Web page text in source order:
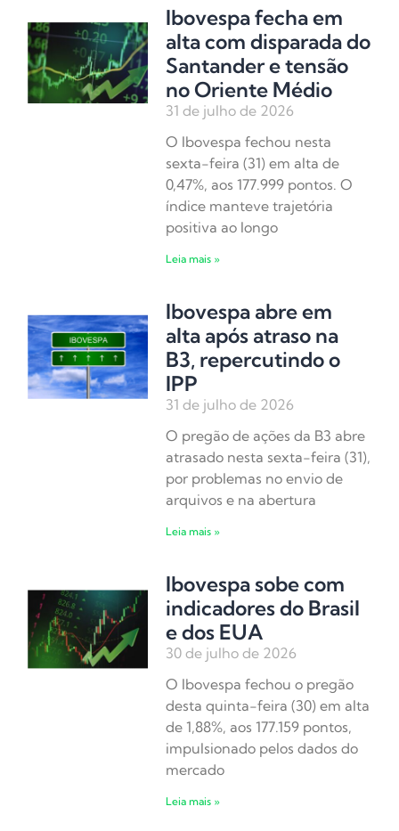
Ibovespa fecha em
alta com disparada do
Santander e tensão
no Oriente Médio
31 de julho de 2026
O Ibovespa fechou nesta
sexta-feira (31) em alta de
0,47%, aos 177.999 pontos. O
índice manteve trajetória
positiva ao longo
Leia mais »
Ibovespa abre em
alta após atraso na
B3, repercutindo o
IPP
31 de julho de 2026
O pregão de ações da B3 abre
atrasado nesta sexta-feira (31),
por problemas no envio de
arquivos e na abertura
Leia mais »
Ibovespa sobe com
indicadores do Brasil
e dos EUA
30 de julho de 2026
O Ibovespa fechou o pregão
desta quinta-feira (30) em alta
de 1,88%, aos 177.159 pontos,
impulsionado pelos dados do
mercado
Leia mais »